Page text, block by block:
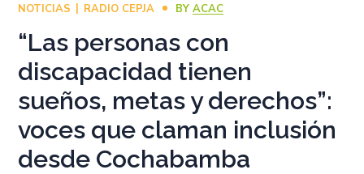
NOTICIAS RADIO CEPJA BYACAC
“Las personas con
discapacidad tienen
sueños, metas y derechos”:
voces que claman inclusión
desde Cochabamba